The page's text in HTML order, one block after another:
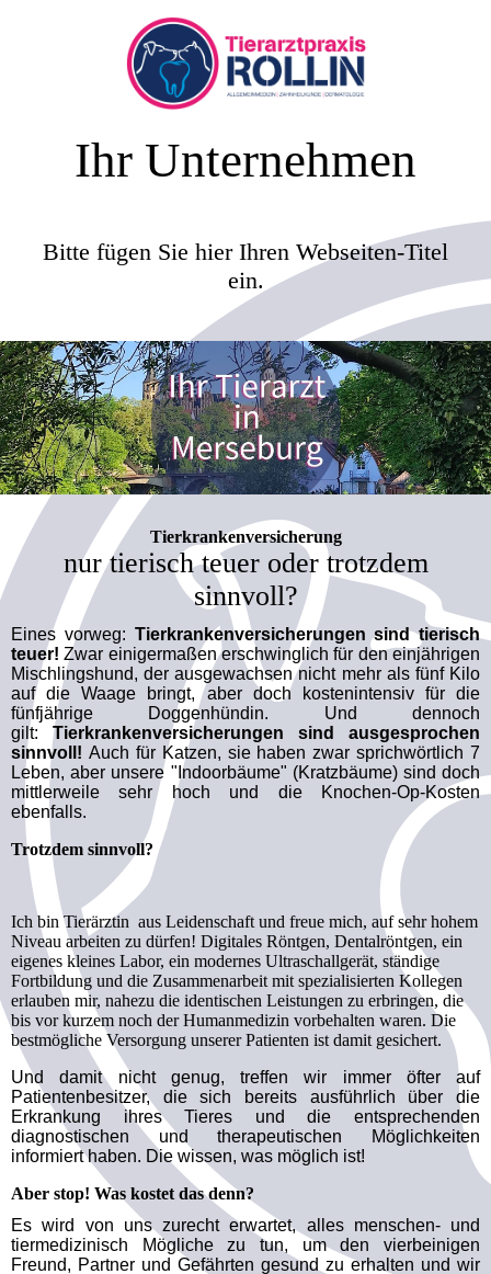
Ihr Unternehmen
Bitte fügen Sie hier Ihren Webseiten-Titel
ein.
Tierkrankenversicherung
nur tierisch teuer oder trotzdem
sinnvoll?
Eines vorweg: Tierkrankenversicherungen sind tierisch
teuer! Zwar einigermaßen erschwinglich für den einjährigen
Mischlingshund, der ausgewachsen nicht mehr als fünf Kilo
auf die Waage bringt, aber doch kostenintensiv für die
fünfjährige Doggenhündin. Und dennoch
gilt: Tierkrankenversicherungen sind ausgesprochen
sinnvoll! Auch für Katzen, sie haben zwar sprichwörtlich 7
Leben, aber unsere "Indoorbäume" (Kratzbäume) sind doch
mittlerweile sehr hoch und die Knochen-Op-Kosten
ebenfalls.
Trotzdem sinnvoll?
Ich bin Tierärztin aus Leidenschaft und freue mich, auf sehr hohem
Niveau arbeiten zu dürfen! Digitales Röntgen, Dentalröntgen, ein
eigenes kleines Labor, ein modernes Ultraschallgerät, ständige
Fortbildung und die Zusammenarbeit mit spezialisierten Kollegen
erlauben mir, nahezu die identischen Leistungen zu erbringen, die
bis vor kurzem noch der Humanmedizin vorbehalten waren. Die
bestmögliche Versorgung unserer Patienten ist damit gesichert.
Und damit nicht genug, treffen wir immer öfter auf
Patientenbesitzer, die sich bereits ausführlich über die
Erkrankung ihres Tieres und die entsprechenden
diagnostischen und therapeutischen Möglichkeiten
informiert haben. Die wissen, was möglich ist!
Aber stop! Was kostet das denn?
Es wird von uns zurecht erwartet, alles menschen- und
tiermedizinisch Mögliche zu tun, um den vierbeinigen
Freund, Partner und Gefährten gesund zu erhalten und wir